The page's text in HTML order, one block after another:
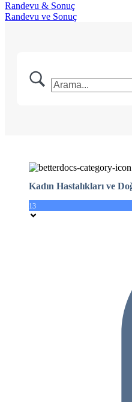
Randevu & Sonuç
Randevu ve Sonuç
Kadın Hastalıkları ve
13